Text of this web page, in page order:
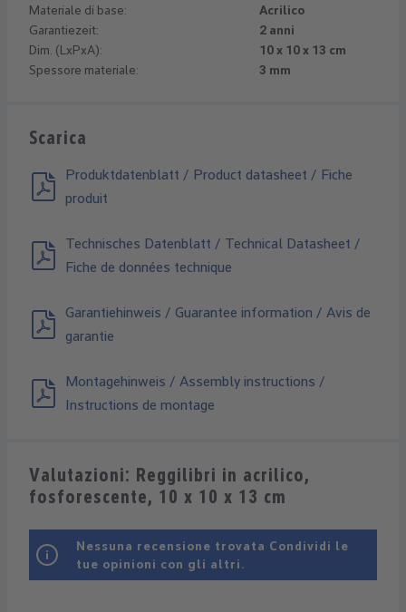
Materiale di base:
Acrilico
Garantiezeit:
2 anni
Dim. (LxPxA):
10 x 10 x 13 cm
Spessore materiale:
3 mm
Scarica
Produktdatenblatt / Product datasheet / Fiche
produit
Technisches Datenblatt / Technical Datasheet /
Fiche de données technique
Garantiehinweis / Guarantee information / Avis de
garantie
Montagehinweis / Assembly instructions /
Instructions de montage
Valutazioni: Reggilibri in acrilico,
fosforescente, 10 x 10 x 13 cm
Nessuna recensione trovata Condividi le
tue opinioni con gli altri.